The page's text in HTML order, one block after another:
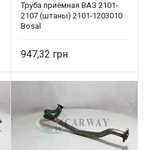
Труба приёмная ВАЗ 2101-
2107 (штаны) 2101-1203010
Bosal
947,32